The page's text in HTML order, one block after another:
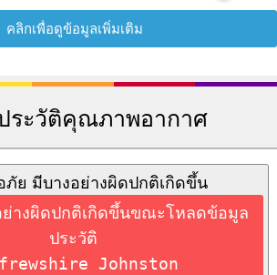
คลิกเพื่อดูข้อมูลเพิ่มเติม
ระวัติคุณภาพอากาศ
ภัย มีบางอย่างผิดปกติเกิดขึ้น
างผิดปกติเกิดขึ้นขณะโหลดข้อมูล
ประวัติ
Johnston